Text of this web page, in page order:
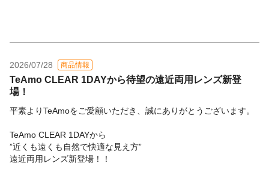
2026/07/28 商品情報
TeAmo CLEAR 1DAYから待望の遠近両用レンズ新登
場！
平素よりTeAmoをご愛顧いただき、誠にありがとうございます。
TeAmo CLEAR 1DAYから
”近くも遠くも自然で快適な見え方”
遠近両用レンズ新登場！！